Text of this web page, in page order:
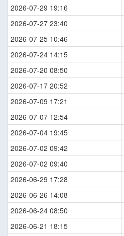
2026-07-29 19:16
2026-07-27 23:40
2026-07-25 10:46
2026-07-24 14:15
2026-07-20 08:50
2026-07-17 20:52
2026-07-09 17:21
2026-07-07 12:54
2026-07-04 19:45
2026-07-02 09:42
2026-07-02 09:40
2026-06-29 17:28
2026-06-26 14:08
2026-06-24 08:50
2026-06-21 18:15